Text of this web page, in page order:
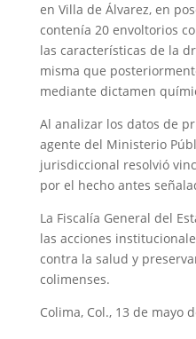
en Villa de Álvarez, en
contenía 20 envoltorios
las características de la
misma que
mediante dictamen
Al analizar los datos de
agente del Ministerio
jurisdiccional resolvió
por el hecho antes
La Fiscalía General del
las acciones
contra la salud y
colimenses.
Colima, Col., 13 de mayo